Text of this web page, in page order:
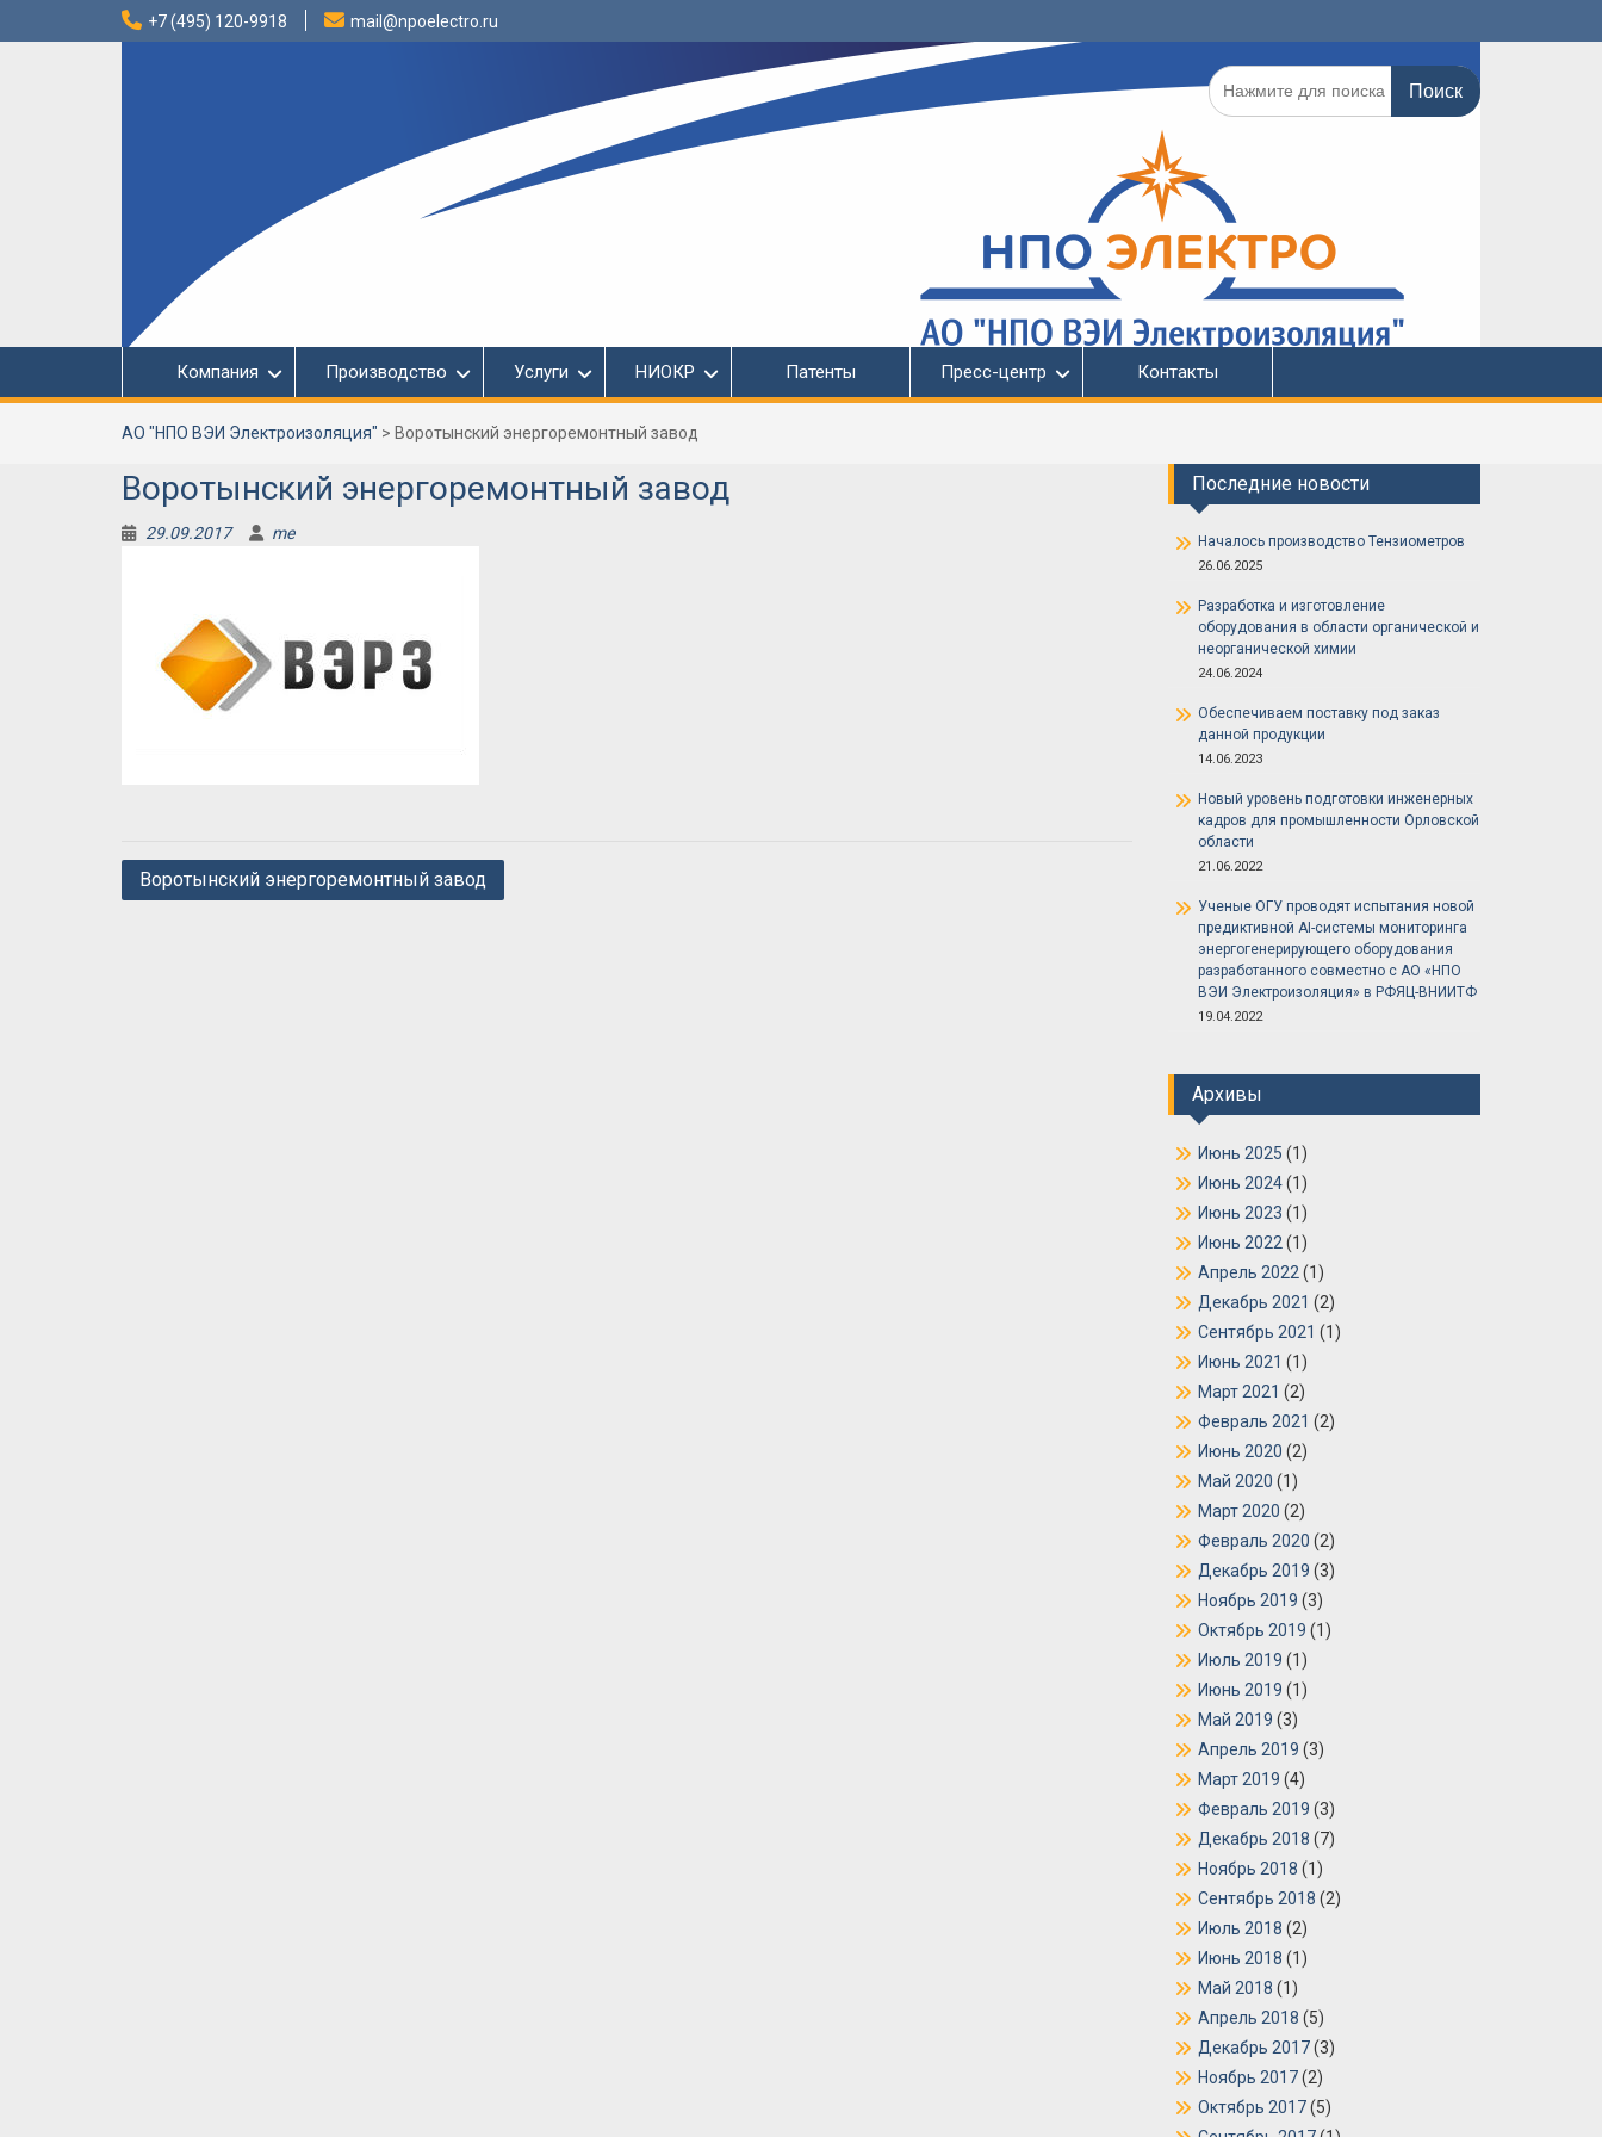
+7 (495) 120-9918 mail@npoelectro.ru
Поиск
по:
Компания Производство Услуги НИОКР Патенты Пресс-центр Контакты
АО "НПО ВЭИ Электроизоляция" > Воротынский энергоремонтный завод
Воротынский энергоремонтный завод
29.09.2017 me
Навигация
Воротынский энергоремонтный завод
Последние новости
Началось производство Тензиометров
26.06.2025
Разработка и изготовление
оборудования в области органической и
неорганической химии
24.06.2024
Обеспечиваем поставку под заказ
данной продукции
14.06.2023
Новый уровень подготовки инженерных
кадров для промышленности Орловской
области
21.06.2022
Ученые ОГУ проводят испытания новой
предиктивной AI-системы мониторинга
энергогенерирующего оборудования
разработанного совместно с АО «НПО
ВЭИ Электроизоляция» в РФЯЦ-ВНИИТФ
19.04.2022
Архивы
Июнь 2025 (1)
Июнь 2024(1)
Июнь 2023 (1)
Июнь 2022 (1)
Апрель 2022 (1)
Декабрь 2021 (2)
Сентябрь 2021 (1)
Июнь 2021 (1)
Март 2021 (2)
Февраль 2021 (2)
Июнь 2020 (2)
Май 2020 (1)
Март 2020 (2)
Февраль 2020 (2)
Декабрь 2019 (3)
Ноябрь 2019 (3)
Октябрь 2019 (1)
Июль 2019 (1)
Июнь 2019 (1)
Май 2019 (3)
Апрель 2019 (3)
Март 2019 (4)
Февраль 2019 (3)
Декабрь 2018 (7)
Ноябрь 2018 (1)
Сентябрь 2018 (2)
Июль 2018 (2)
Июнь 2018 (1)
Май 2018 (1)
Апрель 2018 (5)
Декабрь 2017(3)
Ноябрь 2017(2)
Октябрь 2017(5)